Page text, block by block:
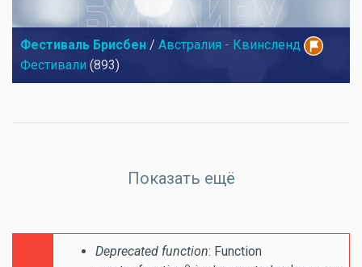
Фестиваль Брисбен / Австралия - Квинсленд
Фестивали (893)
Показать ещё
Сообщение об ошибке
Deprecated function: Function